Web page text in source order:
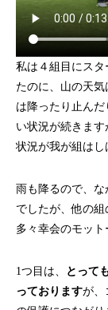
私は４組目にス
たのに、山の天
は降ったり止ん
い状況が続きま
状況が我が組は
雨も降るので、
でしたが、他の組
多々幸会のモット
1つ目は、
とって
っておりますが、